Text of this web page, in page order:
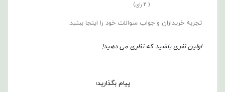
(
2 رای)
تجربه خریداران و جواب سوالات خود را اینجا ببنید.
اولین نفری باشید که نظری می دهید!
پیام بگذارید؛